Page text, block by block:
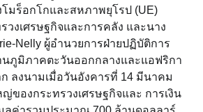
มร็อกโกและสหภาพยุโรป (UE)
วงเศรษฐกิจและการคลัง และนาง
Nelly ผู้อำนวยการฝ่ายปฏิบัติการ
นภูมิภาคตะวันออกกลางและแอฟริกา
ลงนามเมื่อวันอังคารที่ 14 มีนาคม
ของกระทรวงเศรษฐกิจและ การเงิน